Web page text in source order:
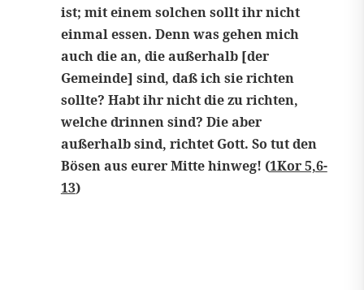
ist; mit einem solchen sollt ihr nicht
einmal essen. Denn was gehen mich
auch die an, die außerhalb [der
Gemeinde] sind, daß ich sie richten
sollte? Habt ihr nicht die zu richten,
welche drinnen sind? Die aber
außerhalb sind, richtet Gott. So tut den
Bösen aus eurer Mitte hinweg! (1Kor 5,6-
13)